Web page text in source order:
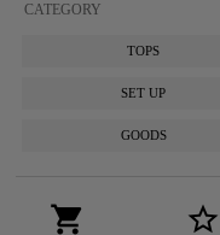
CATEGORY
TOPS
SET UP
GOODS
shopping_cart star_border